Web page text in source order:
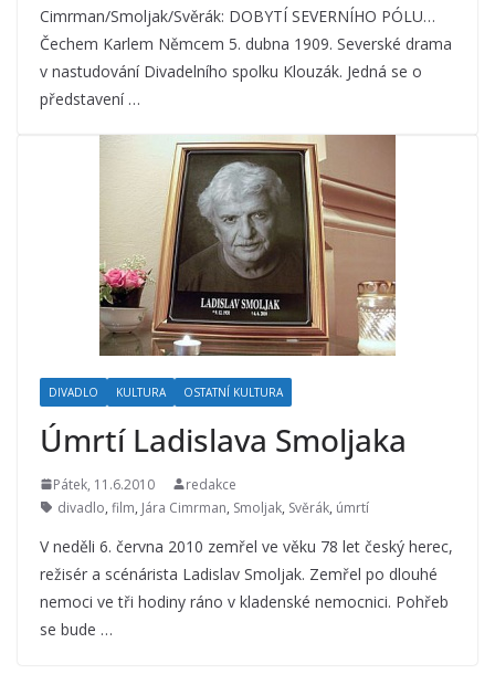
Cimrman/Smoljak/Svěrák: DOBYTÍ SEVERNÍHO PÓLU…
Čechem Karlem Němcem 5. dubna 1909. Severské drama
v nastudování Divadelního spolku Klouzák. Jedná se o
představení …
DIVADLO KULTURA OSTATNÍ KULTURA
Úmrtí Ladislava Smoljaka
Pátek, 11.6.2010
redakce
divadlo, film, Jára Cimrman, Smoljak, Svěrák, úmrtí
V neděli 6. června 2010 zemřel ve věku 78 let český herec,
režisér a scénárista Ladislav Smoljak. Zemřel po dlouhé
nemoci ve tři hodiny ráno v kladenské nemocnici. Pohřeb
se bude …